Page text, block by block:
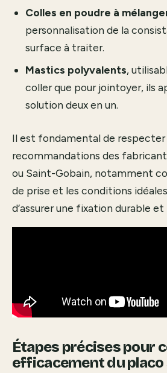
Colles en poudre à
personnalisation de la
surface à traiter.
Mastics polyvalents,
coller que pour jointoyer, ils
solution deux en un.
Il est fondamental de respecter
recommandations des
ou Saint-Gobain, notamment
de prise et les conditions
d’assurer une fixation durable
Étapes précises pour
efficacement du placo